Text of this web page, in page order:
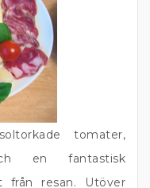
tomater,
en fantastisk
från resan. Utöver